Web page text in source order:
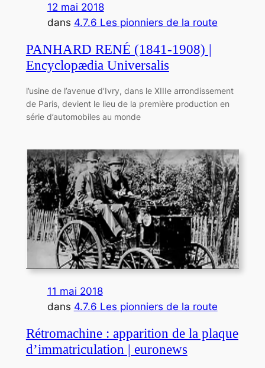
12 mai 2018
dans 4.7.6 Les pionniers de la route
PANHARD RENÉ (1841-1908) |
Encyclopædia Universalis
l’usine de l’avenue d’Ivry, dans le XIIIe arrondissement
de Paris, devient le lieu de la première production en
série d’automobiles au monde
11 mai 2018
dans 4.7.6 Les pionniers de la route
Rétromachine : apparition de la plaque
d’immatriculation | euronews